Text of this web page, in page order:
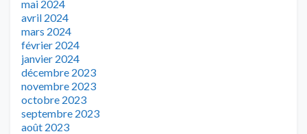
mai 2024
avril 2024
mars 2024
février 2024
janvier 2024
décembre 2023
novembre 2023
octobre 2023
septembre 2023
août 2023